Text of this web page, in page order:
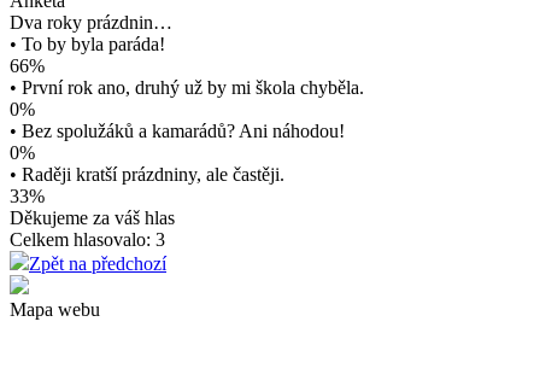
Dva roky prázdnin…
• To by byla paráda!
66%
• První rok ano, druhý už by mi škola chyběla.
0%
• Bez spolužáků a kamarádů? Ani náhodou!
0%
• Raději kratší prázdniny, ale častěji.
33%
Děkujeme za váš hlas
Celkem hlasovalo: 3
Zpět na předchozí
Mapa webu